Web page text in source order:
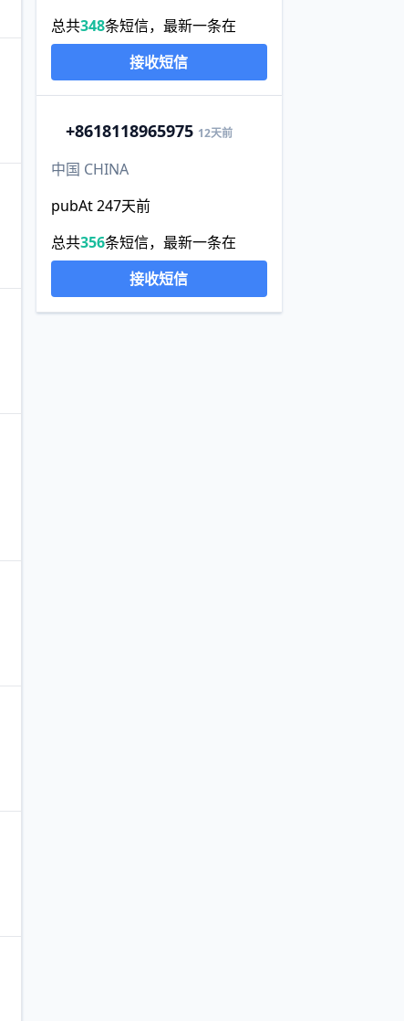
总共348条短信，最新一条在
接收短信
+8618118965975 12天前
中国 CHINA
pubAt 247天前
总共356条短信，最新一条在
接收短信